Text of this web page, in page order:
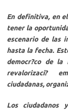
En definitiva, en
tener la
escenario de las
hasta la fecha.
democr?co de la
revalorizaci?
ciudadanas,
Los ciudadanos